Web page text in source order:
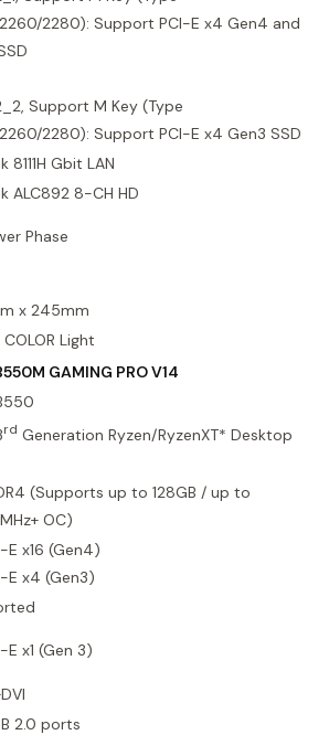
2280): Support PCI-E x4 Gen4 and
Support M Key (Type
2280): Support PCI-E x4 Gen3 SSD
8111H Gbit LAN
ALC892 8-CH HD
Phase
x 245mm
COLOR Light
GAMING PRO V14
rd Generation Ryzen/RyzenXT* Desktop
(Supports up to 128GB / up to
OC)
E x16 (Gen4)
E x4 (Gen3)
E x1 (Gen 3)
2.0 ports